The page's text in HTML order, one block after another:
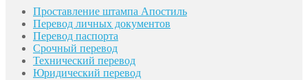
Проставление штампа Апостиль
Перевод личных документов
Перевод паспорта
Срочный перевод
Технический перевод
Юридический перевод